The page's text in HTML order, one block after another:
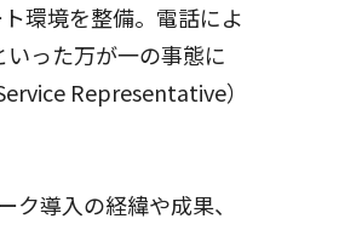
環境を整備。電話によ
った万が一の事態に
Representative）
導入の経緯や成果、